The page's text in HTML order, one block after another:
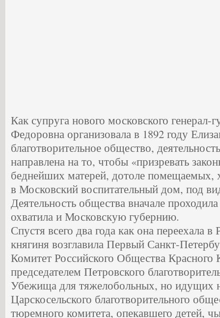
Как супруга нового московского генерал-
Федоровна организовала в 1892 году
благотворительное общество,
направлена на то, чтобы «призревать
беднейших матерей, дотоле помещаемых,
в Московский воспитательный дом, под
Деятельность общества вначале
охватила и Московскую губернию.
Спустя всего два года как она переехала
княгиня возглавила Первый Санкт-
Комитет Российского Общества Красного
председателем Петровского
Убежища для тяжелобольных, но идущих
Царскосельского благотворительного
тюремного комитета, опекавшего детей,